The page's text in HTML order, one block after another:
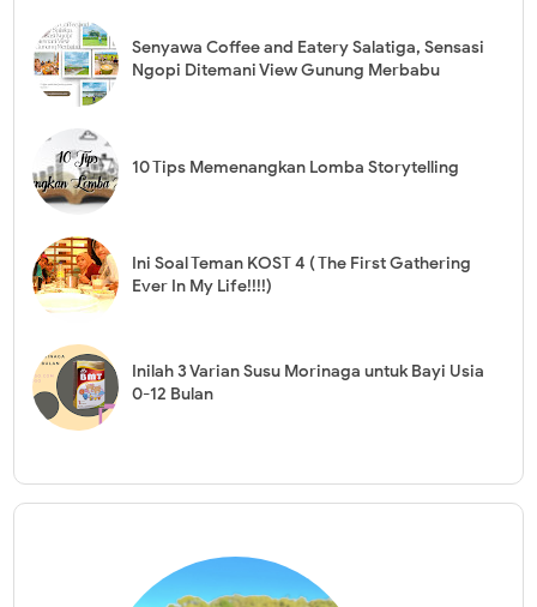
Senyawa Coffee and Eatery Salatiga, Sensasi
Ngopi Ditemani View Gunung Merbabu
10 Tips Memenangkan Lomba Storytelling
Ini Soal Teman KOST 4 ( The First Gathering
Ever In My Life!!!!)
Inilah 3 Varian Susu Morinaga untuk Bayi Usia
0-12 Bulan